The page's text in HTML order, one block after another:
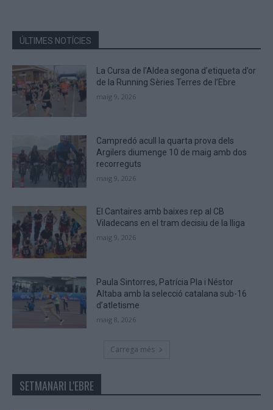
the
CAPTCHA
to
verify
that
you
ÚLTIMES NOTÍCIES
La Cursa de l’Aldea segona d’etiqueta d’or
de la Running Sèries Terres de l’Ebre
maig 9, 2026
Campredó acull la quarta prova dels
Argilers diumenge 10 de maig amb dos
recorreguts
maig 9, 2026
El Cantaires amb baixes rep al CB
Viladecans en el tram decisiu de la lliga
maig 9, 2026
Paula Sintorres, Patrícia Pla i Néstor
Altaba amb la selecció catalana sub-16
d’atletisme
maig 8, 2026
Carrega més
SETMANARI L'EBRE